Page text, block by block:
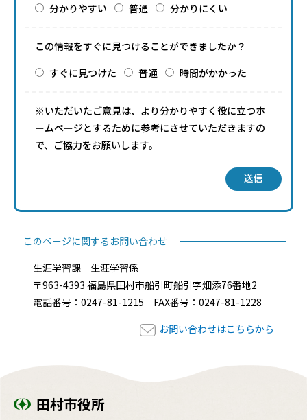
分かりやすい
普通 分かりにくい
この情報をすぐに見つけることができましたか？
すぐに見つけた
普通 時間がかかった
※いただいたご意見は、より分かりやすく役に立つホ
ームページとするために参考にさせていただきますの
で、ご協力をお願いします。
送信
このページに関するお問い合わせ
生涯学習課 生涯学習係
〒963-4393 福島県田村市船引町船引字畑添76番地2
電話番号：0247-81-1215 FAX番号：0247-81-1228
お問い合わせはこちらから
田村市役所